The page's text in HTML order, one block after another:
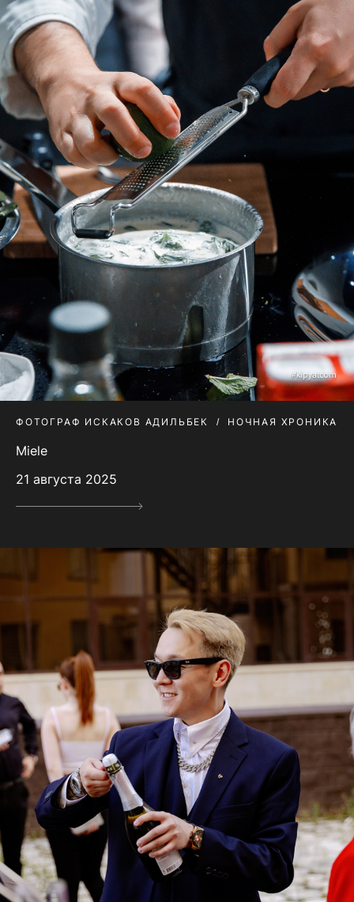
ФОТОГРАФ ИСКАКОВ АДИЛЬБЕК НОЧНАЯ ХРОНИКА
Miele
21 августа 2025